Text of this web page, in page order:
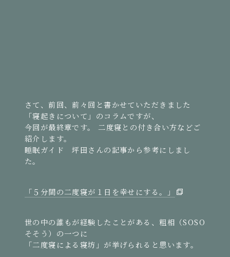
さて、前回、前々回と書かせていただきました
「寝起きについて」のコラムですが、
今回が最終章です。 二度寝との付き合い方などご
紹介します。
睡眠ガイド 坪田さんの記事から参考にしまし
た。
「５分間の二度寝が１日を幸せにする。」
世の中の誰もが経験したことがある、粗相（SOSO
そそう）の一つに
「二度寝による寝坊」が挙げられると思います。